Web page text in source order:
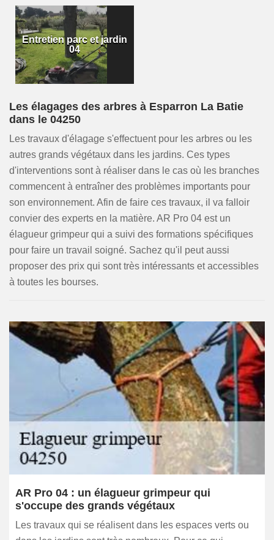
Entretien parc et jardin
04
Les élagages des arbres à Esparron La Batie
dans le 04250
Les travaux d'élagage s'effectuent pour les arbres ou les
autres grands végétaux dans les jardins. Ces types
d'interventions sont à réaliser dans le cas où les branches
commencent à entraîner des problèmes importants pour
son environnement. Afin de faire ces travaux, il va falloir
convier des experts en la matière. AR Pro 04 est un
élagueur grimpeur qui a suivi des formations spécifiques
pour faire un travail soigné. Sachez qu'il peut aussi
proposer des prix qui sont très intéressants et accessibles
à toutes les bourses.
AR Pro 04 : un élagueur grimpeur qui
s'occupe des grands végétaux
Les travaux qui se réalisent dans les espaces verts ou